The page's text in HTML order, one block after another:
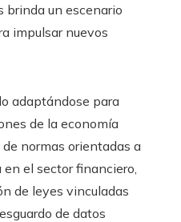
brinda un escenario
impulsar nuevos
adaptándose para
de la economía
normas orientadas a
el sector financiero,
de leyes vinculadas
de datos